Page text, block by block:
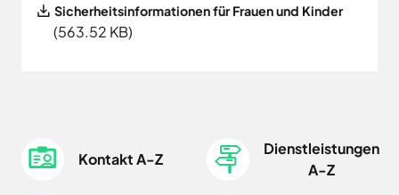
File
Sicherheitsinformationen für Frauen und Kinder
(563.52 KB)
Kontakt A-Z
Dienstleistungen
A-Z